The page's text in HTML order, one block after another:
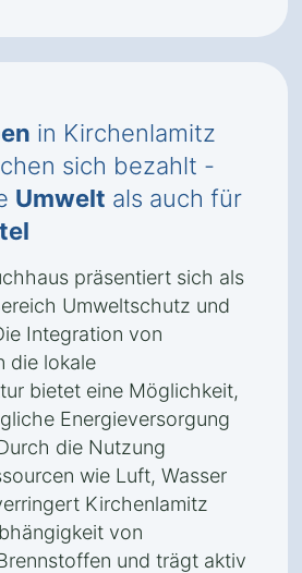
in Kirchenlamitz
sich bezahlt -
Umwelt als auch für
präsentiert sich als
Umweltschutz und
Integration von
die lokale
bietet eine Möglichkeit,
Energieversorgung
die Nutzung
wie Luft, Wasser
Kirchenlamitz
von
und trägt aktiv